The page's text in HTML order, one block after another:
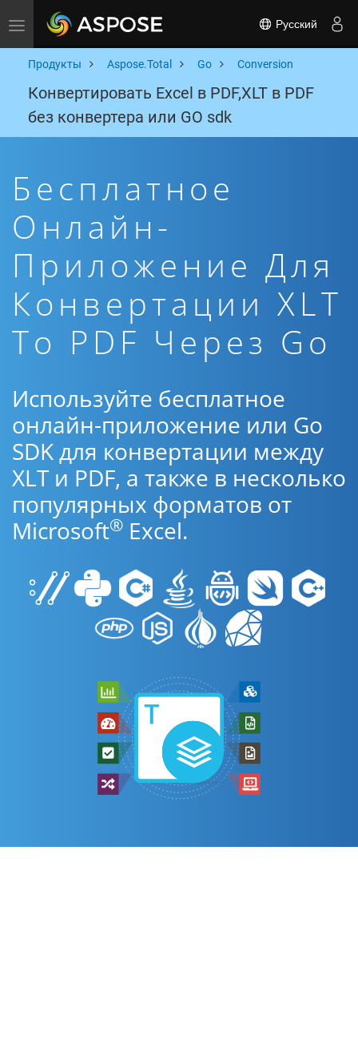
Toggle navigation Русский
Продукты Aspose.Total Go Conversion
Конвертировать Excel в PDF,XLT в PDF
без конвертера или GO sdk
Бесплатное
Онлайн-
Приложение Для
Конвертации XLT
To PDF Через Go
Используйте бесплатное
онлайн-приложение или Go
SDK для конвертации между
XLT и PDF, а также в несколько
популярных форматов от
Microsoft® Excel.